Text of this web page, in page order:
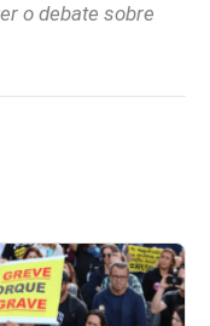
o debate sobre